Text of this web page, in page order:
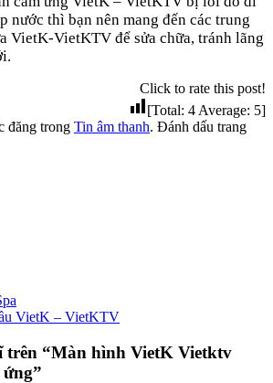
nước thì bạn nên mang đến các trung
VietK-VietKTV để sửa chữa, tránh lãng
Click to rate this post!
[Total: 4 Average: 5]
đăng trong Tin âm thanh. Đánh dấu trang
VietK – VietKTV
trên “Màn hình VietK Vietktv
”